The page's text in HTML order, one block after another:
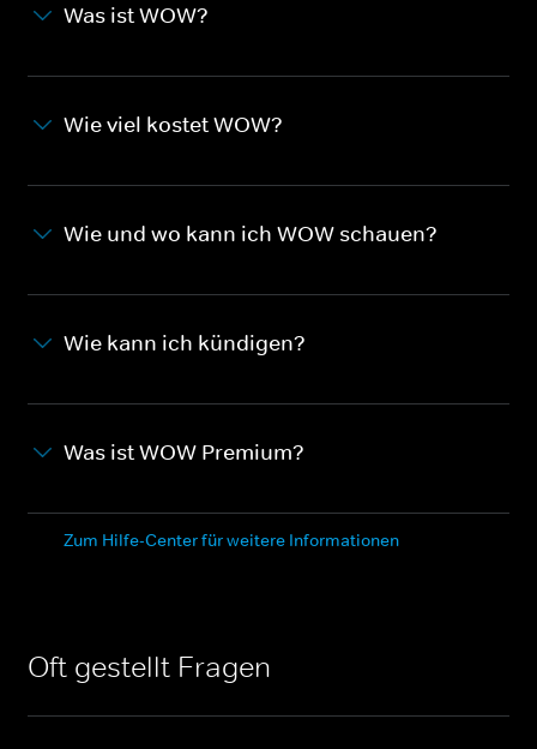
Was ist WOW?
Wie viel kostet WOW?
Wie und wo kann ich WOW schauen?
Wie kann ich kündigen?
Was ist WOW Premium?
Zum Hilfe-Center für weitere Informationen
Oft gestellt Fragen